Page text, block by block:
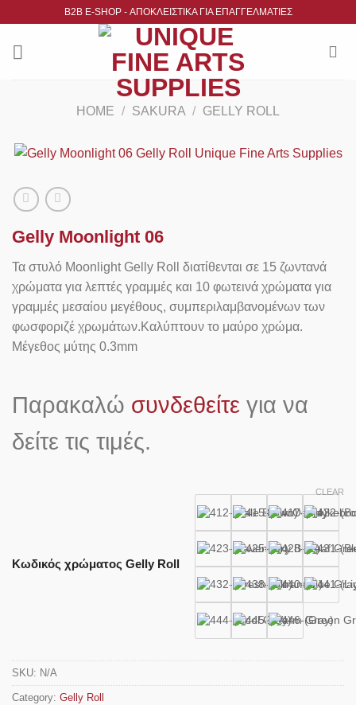
περιεχόμενο
B2B Ε-SHOP - ΑΠΟΚΛΕΙΣΤΙΚΑ ΓΙΑ ΕΠΑΓΓΕΛΜΑΤΙΕΣ
HOME / SAKURA / GELLY ROLL
Gelly Moonlight 06
Τα στυλό Moonlight Gelly Roll διατίθενται σε 15 ζωντανά
χρώματα για λεπτές γραμμές και 10 φωτεινά χρώματα για
γραμμές μεσαίου μεγέθους, συμπεριλαμβανομένων των
φωσφοριζέ χρωμάτων.Καλύπτουν το μαύρο χρώμα.
Μέγεθος μύτης 0.3mm
Παρακαλώ συνδεθείτε για να
δείτε τις τιμές.
Κωδικός χρώματος Gelly Roll
CLEAR
SKU: N/A
Category: Gelly Roll